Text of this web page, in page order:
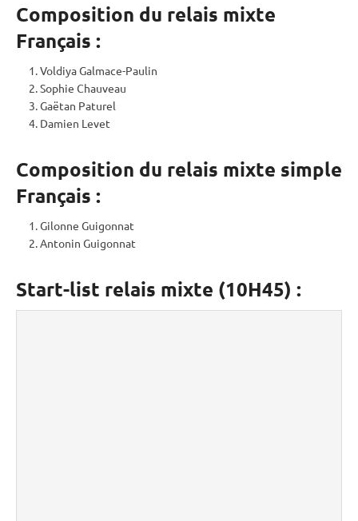
Composition du relais mixte
Français :
Voldiya Galmace-Paulin
Sophie Chauveau
Gaëtan Paturel
Damien Levet
Composition du relais mixte simple
Français :
Gilonne Guigonnat
Antonin Guigonnat
Start-list relais mixte (10H45) :